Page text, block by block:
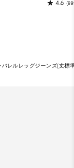
4.6
バレルレッグジーンズ(丈標